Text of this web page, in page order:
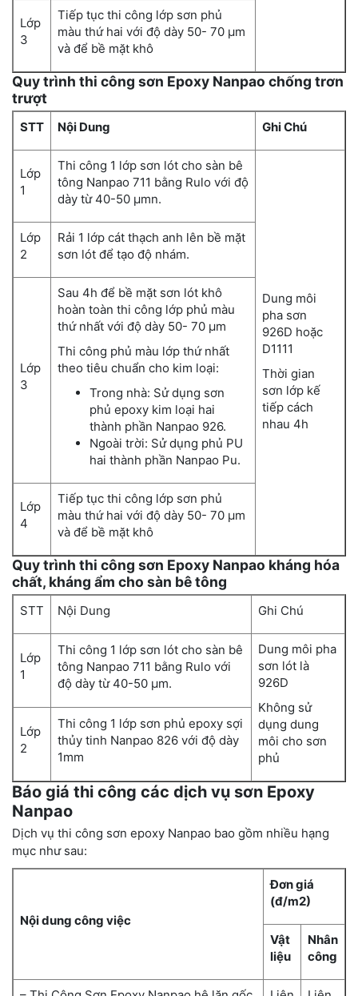
Lớp
3
Tiếp tục thi công lớp sơn phủ
màu thứ hai với độ dày 50- 70 µm
và để bề mặt khô
Quy trình thi công sơn Epoxy Nanpao chống trơn
trượt
STT Nội Dung Ghi Chú
Lớp
1
Thi công 1 lớp sơn lót cho sàn bê
tông Nanpao 711 bằng Rulo với độ
dày từ 40-50 µmn.
Dung môi
pha sơn
926D hoặc
D1111
Thời gian
sơn lớp kế
tiếp cách
nhau 4h
Lớp
2
Rải 1 lớp cát thạch anh lên bề mặt
sơn lót để tạo độ nhám.
Lớp
3
Sau 4h để bề mặt sơn lót khô
hoàn toàn thi công lớp phủ màu
thứ nhất với độ dày 50- 70 µm
Thi công phủ màu lớp thứ nhất
theo tiêu chuẩn cho kim loại:
Trong nhà: Sử dụng sơn
phủ epoxy kim loại hai
thành phần Nanpao 926.
Ngoài trời: Sử dụng phủ PU
hai thành phần Nanpao Pu.
Lớp
4
Tiếp tục thi công lớp sơn phủ
màu thứ hai với độ dày 50- 70 µm
và để bề mặt khô
Quy trình thi công sơn Epoxy Nanpao kháng hóa
chất, kháng ẩm cho sàn bê tông
STT Nội Dung Ghi Chú
Lớp
1
Thi công 1 lớp sơn lót cho sàn bê
tông Nanpao 711 bằng Rulo với
độ dày từ 40-50 µm.
Dung môi pha
sơn lót là
926D
Không sử
dụng dung
môi cho sơn
phủ
Lớp
2
Thi công 1 lớp sơn phủ epoxy sợi
thủy tinh Nanpao 826 với độ dày
1mm
Báo giá thi công các dịch vụ sơn Epoxy
Nanpao
Dịch vụ thi công sơn epoxy Nanpao bao gồm nhiều hạng
mục như sau:
Nội dung công việc
Đơn giá
(đ/m2)
Vật
liệu
Nhân
công